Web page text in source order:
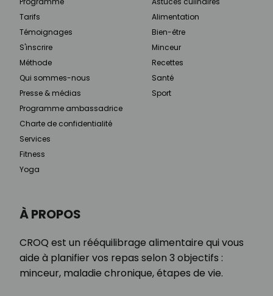
À PROPOS
CROQ est un rééquilibrage alimentaire qui vous
aide à planifier vos repas selon 3 objectifs :
minceur, maladie chronique, étapes de vie.
Tarifs
Témoignages
S'inscrire
Méthode
Qui sommes-nous
Presse & médias
Programme ambassadrice
Charte de confidentialité
Services
Fitness
Yoga
Alimentation
Bien-être
Minceur
Recettes
Santé
Sport